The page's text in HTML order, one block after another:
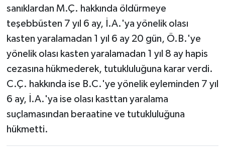
sanıklardan M.Ç. hakkında öldürmeye
teşebbüsten 7 yıl 6 ay, İ.A.'ya yönelik olası
kasten yaralamadan 1 yıl 6 ay 20 gün, Ö.B.'ye
yönelik olası kasten yaralamadan 1 yıl 8 ay hapis
cezasına hükmederek, tutukluluğuna karar verdi.
C.Ç. hakkında ise B.C.'ye yönelik eyleminden 7 yıl
6 ay, İ.A.'ya ise olası kasttan yaralama
suçlamasından beraatine ve tutukluluğuna
hükmetti.